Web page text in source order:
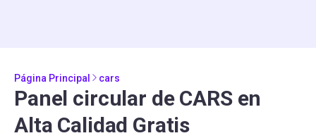
Página Principal cars
Panel circular de CARS en
Alta Calidad Gratis